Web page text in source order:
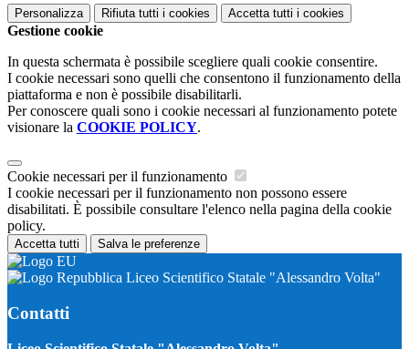
Personalizza Rifiuta tutti i cookies Accetta tutti i cookies
Gestione cookie
In questa schermata è possibile scegliere quali cookie consentire.
I cookie necessari sono quelli che consentono il funzionamento della
piattaforma e non è possibile disabilitarli.
Per conoscere quali sono i cookie necessari al funzionamento potete
visionare la COOKIE POLICY.
Cookie necessari per il funzionamento
I cookie necessari per il funzionamento non possono essere
disabilitati. È possibile consultare l'elenco nella pagina della cookie
policy.
Accetta tutti Salva le preferenze
Liceo Scientifico Statale "Alessandro Volta"
Contatti